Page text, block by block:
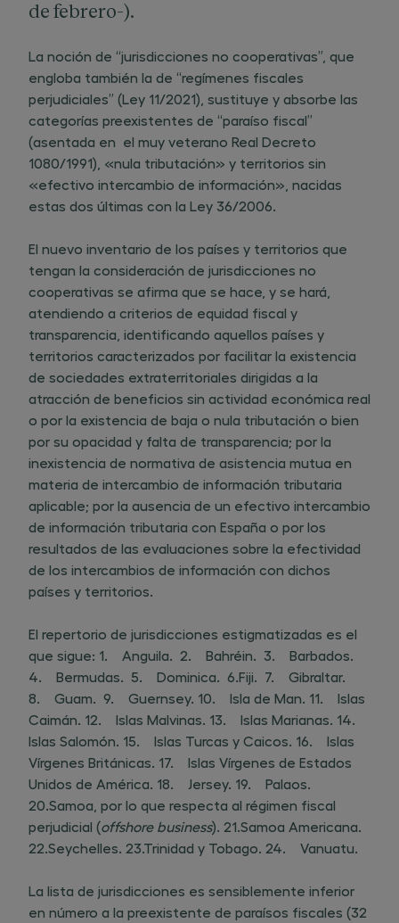
de febrero-).
La noción de “jurisdicciones no cooperativas”, que
engloba también la de “regímenes fiscales
perjudiciales” (Ley 11/2021), sustituye y absorbe las
categorías preexistentes de “paraíso fiscal”
(asentada en el muy veterano Real Decreto
1080/1991), «nula tributación» y territorios sin
«efectivo intercambio de información», nacidas
estas dos últimas con la Ley 36/2006.
El nuevo inventario de los países y territorios que
tengan la consideración de jurisdicciones no
cooperativas se afirma que se hace, y se hará,
atendiendo a criterios de equidad fiscal y
transparencia, identificando aquellos países y
territorios caracterizados por facilitar la existencia
de sociedades extraterritoriales dirigidas a la
atracción de beneficios sin actividad económica real
o por la existencia de baja o nula tributación o bien
por su opacidad y falta de transparencia; por la
inexistencia de normativa de asistencia mutua en
materia de intercambio de información tributaria
aplicable; por la ausencia de un efectivo intercambio
de información tributaria con España o por los
resultados de las evaluaciones sobre la efectividad
de los intercambios de información con dichos
países y territorios.
El repertorio de jurisdicciones estigmatizadas es el
que sigue: 1. Anguila. 2. Bahréin. 3. Barbados.
4. Bermudas. 5. Dominica. 6.Fiji. 7. Gibraltar.
8. Guam. 9. Guernsey. 10. Isla de Man. 11. Islas
Caimán. 12. Islas Malvinas. 13. Islas Marianas. 14.
Islas Salomón. 15. Islas Turcas y Caicos. 16. Islas
Vírgenes Británicas. 17. Islas Vírgenes de Estados
Unidos de América. 18. Jersey. 19. Palaos.
20.Samoa, por lo que respecta al régimen fiscal
perjudicial (offshore business). 21.Samoa Americana.
22.Seychelles. 23.Trinidad y Tobago. 24. Vanuatu.
La lista de jurisdicciones es sensiblemente inferior
en número a la preexistente de paraísos fiscales (32